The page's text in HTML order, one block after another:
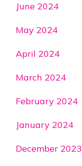
June 2024
May 2024
April 2024
March 2024
February 2024
January 2024
December 2023